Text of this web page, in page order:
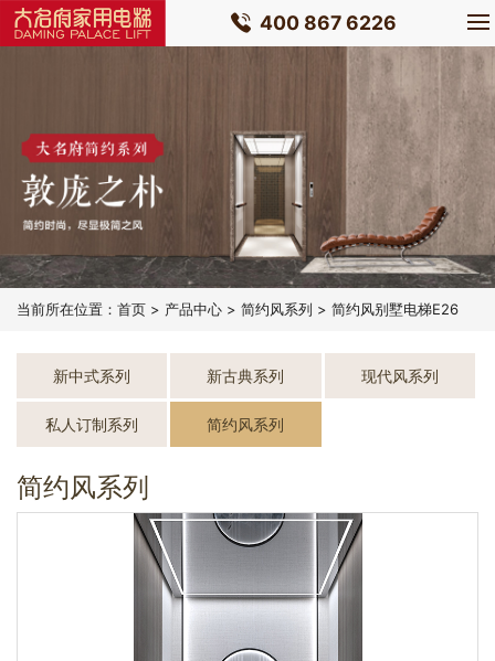
400 867 6226
当前所在位置： 首页 > 产品中心 > 简约风系列 > 简约风别墅电梯E26
新中式系列 新古典系列 现代风系列
私人订制系列 简约风系列
简约风系列